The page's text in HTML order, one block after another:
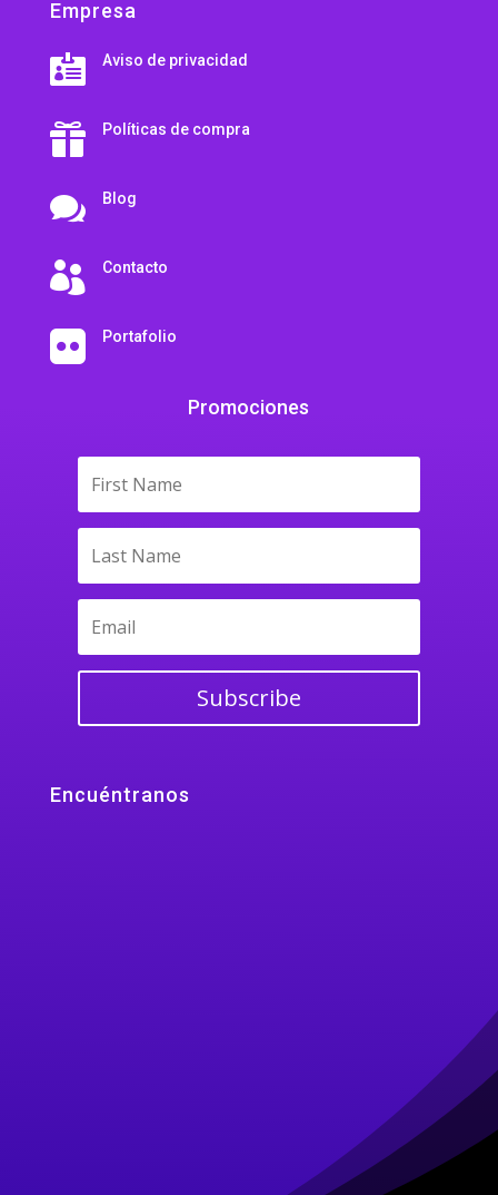
Empresa
 Aviso de privacidad
 Políticas de compra
 Blog
 Contacto
 Portafolio
Promociones
Subscribe
Encuéntranos